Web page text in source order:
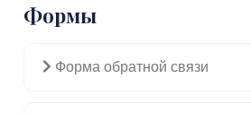
Формы
Форма обратной связи